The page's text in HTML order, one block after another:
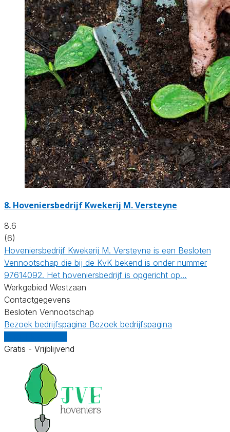
8. Hoveniersbedrijf Kwekerij M. Versteyne
8.6
(6)
Hoveniersbedrijf Kwekerij M. Versteyne is een Besloten
Vennootschap die bij de KvK bekend is onder nummer
97614092. Het hoveniersbedrijf is opgericht op…
Werkgebied Westzaan
Contactgegevens
Besloten Vennootschap
Bezoek bedrijfspagina Bezoek bedrijfspagina
Gratis - Vrijblijvend